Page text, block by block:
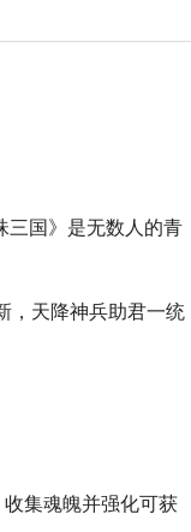
三国》是无数人的青
，天降神兵助君一统
集魂魄并强化可获